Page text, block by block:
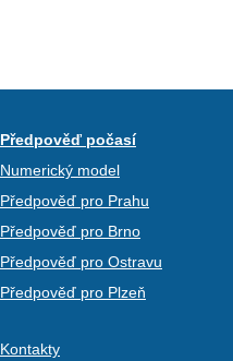
Předpověď počasí
Numerický model
Předpověď pro Prahu
Předpověď pro Brno
Předpověď pro Ostravu
Předpověď pro Plzeň
Kontakty